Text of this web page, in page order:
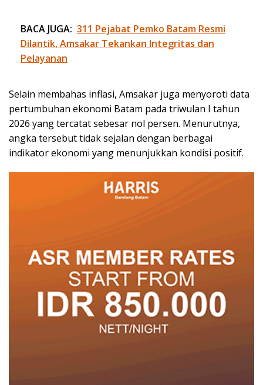
BACA JUGA: 311 Pejabat Pemko Batam Resmi
Dilantik, Amsakar Tekankan Integritas dan
Pelayanan
Selain membahas inflasi, Amsakar juga menyoroti data
pertumbuhan ekonomi Batam pada triwulan I tahun
2026 yang tercatat sebesar nol persen. Menurutnya,
angka tersebut tidak sejalan dengan berbagai
indikator ekonomi yang menunjukkan kondisi positif.